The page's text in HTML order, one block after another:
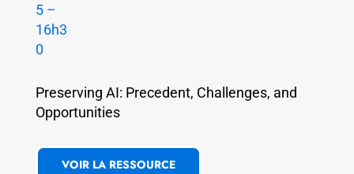
5 –
16h3
0
Preserving AI: Precedent, Challenges, and
Opportunities
VOIR LA RESSOURCE